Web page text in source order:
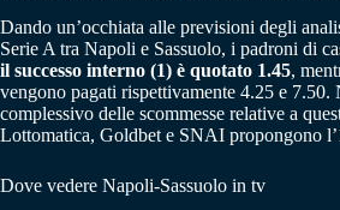
Dando un’occhiata alle previsioni degli
Serie A tra Napoli e Sassuolo, i padroni di
il successo interno (1) è quotato 1.45,
vengono pagati rispettivamente 4.25 e 7.50.
complessivo delle scommesse relative a
Lottomatica, Goldbet e SNAI propongono
Dove vedere Napoli-Sassuolo in tv